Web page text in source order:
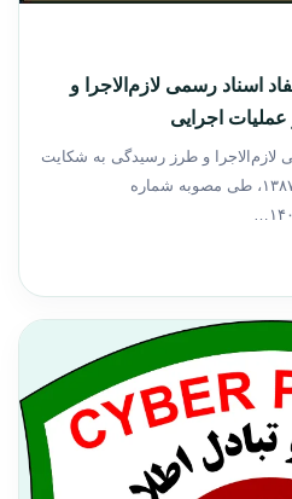
اسناد رسمی لازم‌الاجرا و
اجرایی
لازم‌الاجرا و طرز رسیدگی به شکایت
از عملیات اجرایی مصوب ۱۳۸۷/۶/۱۱، طی مصوبه شماره